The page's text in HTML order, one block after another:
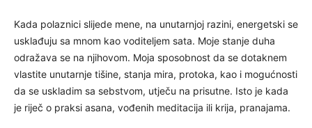
Kada polaznici slijede mene, na unutarnjoj razini, energetski se
usklađuju sa mnom kao voditeljem sata. Moje stanje duha
odražava se na njihovom. Moja sposobnost da se dotaknem
vlastite unutarnje tišine, stanja mira, protoka, kao i mogućnosti
da se uskladim sa sebstvom, utječu na prisutne. Isto je kada
je riječ o praksi asana, vođenih meditacija ili krija, pranajama.